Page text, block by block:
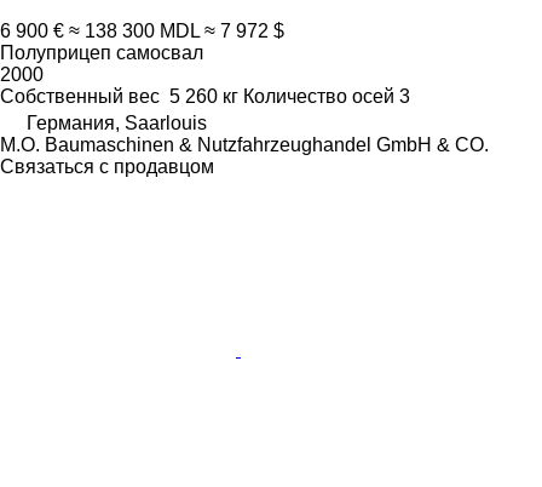
6 900 € ≈ 138 300 MDL ≈ 7 972 $
Полуприцеп самосвал
2000
Собственный вес 5 260 кг Количество осей 3
Германия, Saarlouis
M.O. Baumaschinen & Nutzfahrzeughandel GmbH & CO.
Связаться с продавцом